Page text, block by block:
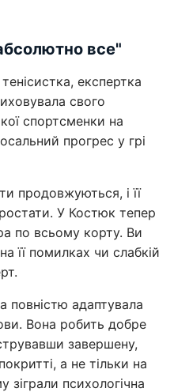
все"
експертка
свого
спортсменки на
прогрес у грі
продовжуються, і її
У Костюк тепер
по всьому корту. Ви
її помилках чи слабкій
повністю адаптувала
Вона робить добре
завершену,
а не тільки на
зіграли психологічна